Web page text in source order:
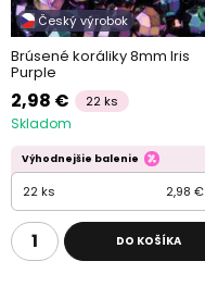
Český výrobok
Brúsené koráliky 8mm Iris
Purple
2,98 € 22 ks
Skladom
Výhodnejšie balenie
22 ks 2,98 €
DO KOŠÍKA